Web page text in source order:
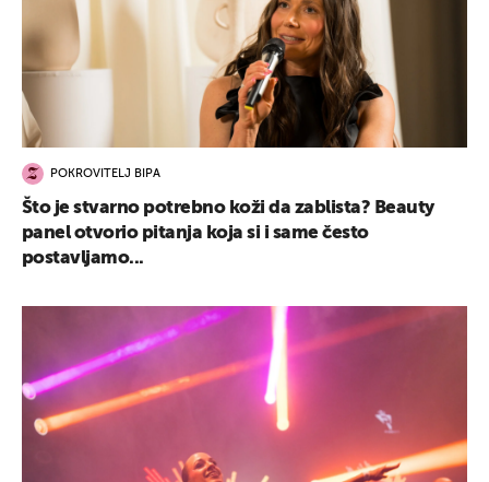
POKROVITELJ BIPA
Što je stvarno potrebno koži da zablista? Beauty
panel otvorio pitanja koja si i same često
postavljamo...